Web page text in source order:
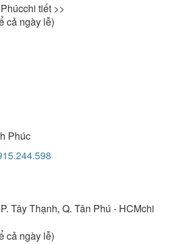
chi tiết >>
cả ngày lễ)
Phúc
Tây Thạnh, Q. Tân Phú - HCMchi
cả ngày lễ)